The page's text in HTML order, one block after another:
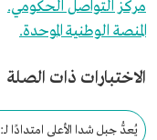
مركز التواصل الحكومي.
المنصة الوطنية الموحدة.
الاختبارات ذات الصلة
يُعدُّ جبل شدا الأعلى امتدادًا لـ: